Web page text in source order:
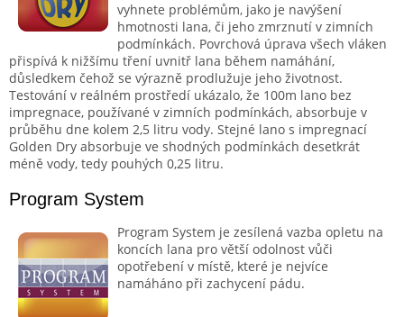
vyhnete problémům, jako je navýšení
hmotnosti lana, či jeho zmrznutí v zimních
podmínkách. Povrchová úprava všech vláken
přispívá k nižšímu tření uvnitř lana během namáhání,
důsledkem čehož se výrazně prodlužuje jeho životnost.
Testování v reálném prostředí ukázalo, že 100m lano bez
impregnace, používané v zimních podmínkách, absorbuje v
průběhu dne kolem 2,5 litru vody. Stejné lano s impregnací
Golden Dry absorbuje ve shodných podmínkách desetkrát
méně vody, tedy pouhých 0,25 litru.
Program System
Program System je zesílená vazba opletu na
koncích lana pro větší odolnost vůči
opotřebení v místě, které je nejvíce
namáháno při zachycení pádu.